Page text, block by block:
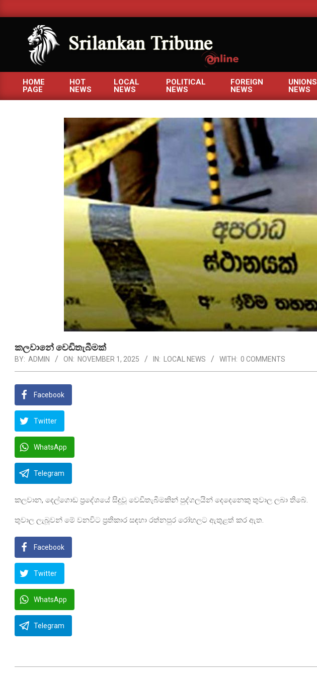
to
SRILANKANTRIBUNE.COM
HOME
PAGE
HOT
NEWS
LOCAL
NEWS
POLITICAL
NEWS
FOREIGN
NEWS
UNIONS
NEWS
කලවානේ වෙඩිතැබීමක්
BY: ADMIN ON: NOVEMBER 1, 2025 IN: LOCAL NEWS WITH: 0 COMMENTS
Facebook
Twitter
WhatsApp
Telegram
කලවාන, දෙල්ගොඩ ප්‍රදේශයේ සිදුවූ වෙඩිතැබීමකින් පුද්ගලයින් දෙදෙනෙකු තුවාල ලබා තිබේ.
තුවාල ලැබූවන් මේ වනවිට ප්‍රතිකාර ස ඳහා රත්නපුර රෝහලට ඇතුළත් කර ඇත.
Facebook
Twitter
WhatsApp
Telegram